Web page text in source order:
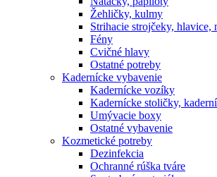
Žehličky, kulmy
Strihacie strojčeky, hlavice,
Fény
Cvičné hlavy
Ostatné potreby
Kadernícke vybavenie
Kadernícke vozíky
Kadernícke stoličky,
Umývacie boxy
Ostatné vybavenie
Kozmetické potreby
Dezinfekcia
Ochranné rúška tváre